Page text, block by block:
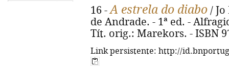
16 -A estrela do diabo /
de Andrade. - 1ª ed. -
Tít. orig.: Marekors. - ISBN
Link persistente: http://